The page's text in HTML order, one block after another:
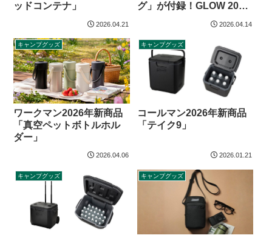
ッドコンテナ」
2026.04.21
グ」が付録！GLOW 2026
2026.04.14
キャンプグッズ
ワークマン2026年新商品
「真空ペットボトルホル
ダー」
2026.04.06
キャンプグッズ
コールマン2026年新商品
「テイク9」
2026.01.21
キャンプグッズ キャンプグッズ